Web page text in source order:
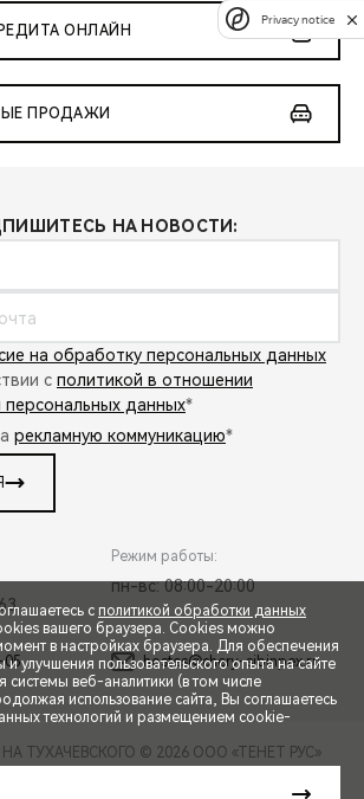
ДРАЙВ
ОНЛАЙН
ПРОДАЖИ
НА НОВОСТИ:
на обработку персональных данных
с политикой в отношении
данных*
рекламную коммуникацию*
Режим работы:
пн-вс: 08:00-20:00
05 hostes@chery-sibinpex.ru
ТУХАЧЕВСКОГО © 2026 ООО «ТЕНЕТ РУС»
с политикой обработки данных
вашего браузера. Cookies можно
в настройках браузера. Для обеспечения
улучшения пользовательского опыта на сайте
системы веб-аналитики (в том числе
использование сайта, Вы соглашаетесь
технологий и размещением cookie-
Privacy notice